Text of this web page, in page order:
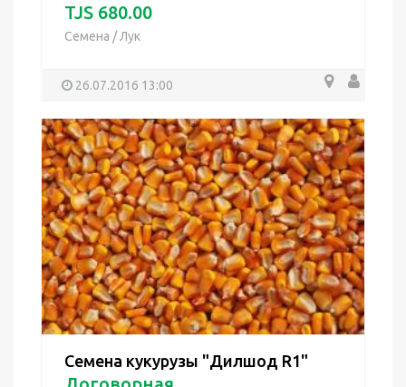
TJS 680.00
Семена /Лук
26.07.2016 13:00
Семена кукурузы "Дилшод R1"